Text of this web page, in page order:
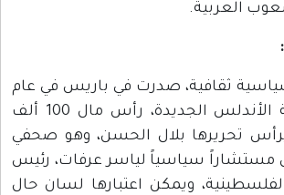
العربية.
ثقافية، صدرت في باريس في عام
1984م عن شركة الأندلس الجديدة، رأس مال 100 ألف
تحريرها بلال الحسن، وهو صحفي
سياسياً لياسر عرفات، رئيس
ويمكن اعتبارها لسان حال